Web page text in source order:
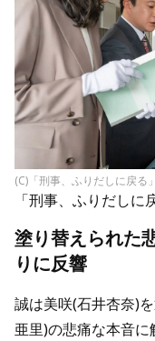
(C)「刑事、ふりだしに戻る
「刑事、ふりだしに
塗り替えられた
りに反響
誠は美咲(石井杏奈)
亜里)の悲痛な本音